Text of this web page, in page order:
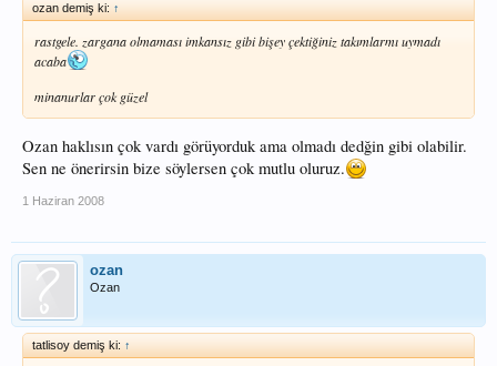
ozan demiş ki: ↑
rastgele. zargana olmaması imkansız gibi bişey çektiğiniz takımlarmı uymadı
acaba
minanurlar çok güzel
Ozan haklısın çok vardı görüyorduk ama olmadı dedğin gibi olabilir.
Sen ne önerirsin bize söylersen çok mutlu oluruz.
1 Haziran 2008
ozan
Ozan
tatlisoy demiş ki: ↑